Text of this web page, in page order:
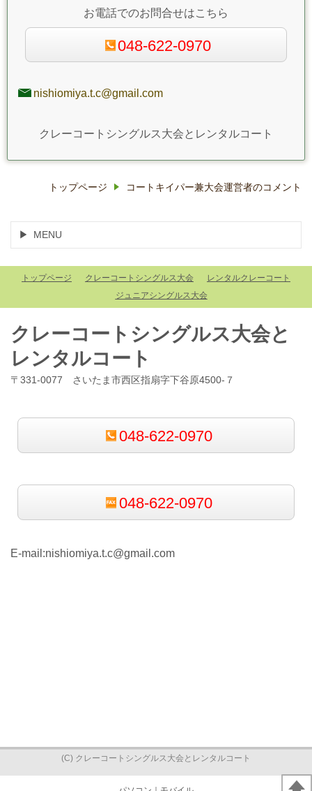
お電話でのお問合せはこちら
048-622-0970
nishiomiya.t.c@gmail.com
クレーコートシングルス大会とレンタルコート
トップページ コートキイパー兼大会運営者のコメント
MENU
トップページ クレーコートシングルス大会
レンタルクレーコート
ジュニアシングルス大会
クレーコートシングルス大会と
レンタルコート
〒331-0077 さいたま市西区指扇字下谷原4500-７
048-622-0970
048-622-0970
E-mail:nishiomiya.t.c@gmail.com
(C) クレーコートシングルス大会とレンタルコート